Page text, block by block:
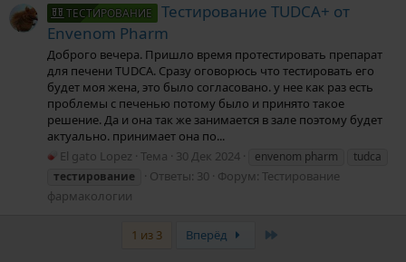
ТЕСТИРОВАНИЕ
Тестирование TUDCA+ от
Envenom Pharm
Доброго вечера. Пришло время протестировать препарат
для печени TUDCA. Сразу оговорюсь что тестировать его
будет моя жена, это было согласовано. у нее как раз есть
проблемы с печенью потому было и принято такое
решение. Да и она так же занимается в зале поэтому будет
актуально. принимает она по...
El gato Lopez Тема 30 Дек 2024 envenom pharm
tudca
тестирование
Ответы: 30 Форум: Тестирование
фармакологии
1 из 3 Вперёд